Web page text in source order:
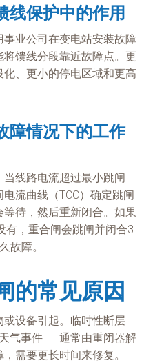
线保护中的作用
业公司在变电站安装故障
馈线分段靠近故障点。更
、更小的停电区域和更高
障情况下的工作
线路电流超过最小跳闸
流曲线（TCC）确定跳闸
待，然后重新闭合。如果
有，重合闸会跳闸并闭合3
故障。
的常见原因
设备引起。临时性断层
气事件——通常由重闭器解
需要更长时间来修复。